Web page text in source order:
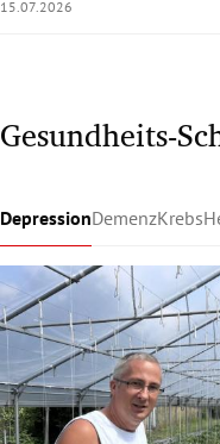
15.07.2026
Gesundheits-
DepressionDemenzKrebs